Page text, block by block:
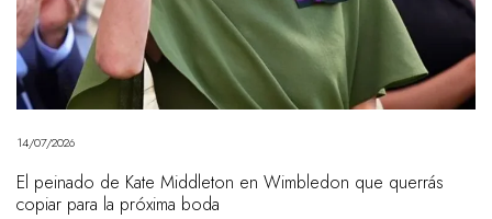
14/07/2026
El peinado de Kate Middleton en Wimbledon que querrás
copiar para la próxima boda